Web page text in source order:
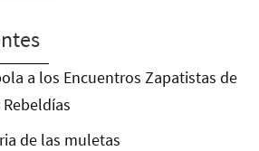
a los Encuentros Zapatistas de
de las muletas